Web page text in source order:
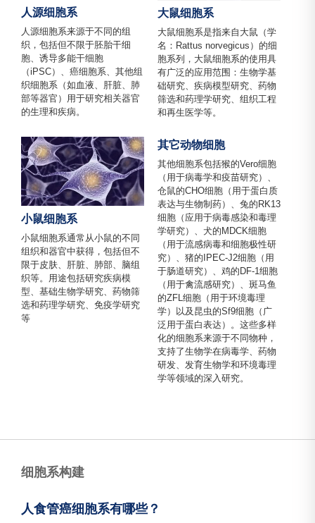
人源细胞系
人源细胞系来源于不同的组
织，包括但不限于胚胎干细
胞、诱导多能干细胞
（iPSC）、癌细胞系、其他组
织细胞系（如血液、肝脏、肺
部等器官）用于研究相关器官
的生理和疾病。
大鼠细胞系
大鼠细胞系是指来自大鼠（学
名：Rattus norvegicus）的细
胞系列，大鼠细胞系的使用具
有广泛的应用范围：生物学基
础研究、疾病模型研究、药物
筛选和药理学研究、组织工程
和再生医学等。
小鼠细胞系
小鼠细胞系通常从小鼠的不同
组织和器官中获得，包括但不
限于皮肤、肝脏、肺部、脑组
织等。用途包括研究疾病模
型、基础生物学研究、药物筛
选和药理学研究、免疫学研究
等
其它动物细胞
其他细胞系包括猴的Vero细胞
（用于病毒学和疫苗研究）、
仓鼠的CHO细胞（用于蛋白质
表达与生物制药）、兔的RK13
细胞（应用于病毒感染和毒理
学研究）、犬的MDCK细胞
（用于流感病毒和细胞极性研
究）、猪的IPEC-J2细胞（用
于肠道研究）、鸡的DF-1细胞
（用于禽流感研究）、斑马鱼
的ZFL细胞（用于环境毒理
学）以及昆虫的Sf9细胞（广
泛用于蛋白表达）。这些多样
化的细胞系来源于不同物种，
支持了生物学在病毒学、药物
研发、发育生物学和环境毒理
学等领域的深入研究。
细胞系构建
人食管癌细胞系有哪些？